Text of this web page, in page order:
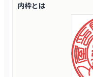
内枠とは